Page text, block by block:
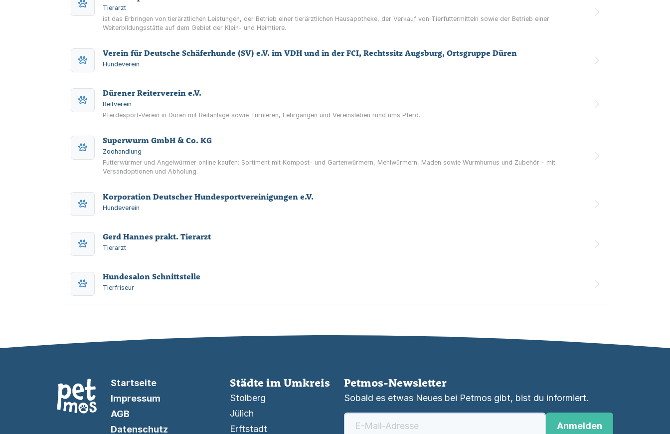
Tierarzt
ist das Erbringen von tierärztlichen Leistungen, der Betrieb einer tierärztlichen Hausapotheke, der Verkauf von Tierfuttermitteln sowie der Betrieb einer
Weiterbildungsstätte auf dem Gebiet der Klein- und Heimtiere.
Verein für Deutsche Schäferhunde (SV) e.V. im VDH und in der FCI, Rechtssitz Augsburg, Ortsgruppe Düren
Hundeverein
Dürener Reiterverein e.V.
Reitverein
Pferdesport-Verein in Düren mit Reitanlage sowie Turnieren, Lehrgängen und Vereinsleben rund ums Pferd.
Superwurm GmbH & Co. KG
Zoohandlung
Futterwürmer und Angelwürmer online kaufen: Sortiment mit Kompost- und Gartenwürmern, Mehlwürmern, Maden sowie Wurmhumus und Zubehör – mit
Versandoptionen und Abholung.
Korporation Deutscher Hundesportvereinigungen e.V.
Hundeverein
Gerd Hannes prakt. Tierarzt
Tierarzt
Hundesalon Schnittstelle
Tierfriseur
Startseite
Impressum
AGB
Datenschutz
Städte im Umkreis
Stolberg
Jülich
Erftstadt
Petmos-Newsletter
Sobald es etwas Neues bei Petmos gibt, bist du informiert.
Anmelden